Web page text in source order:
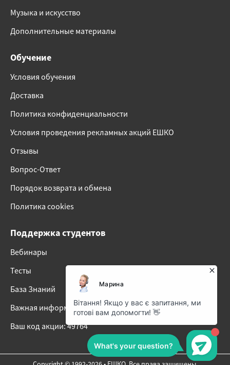
Музыка и искусство
Дополнительные материалы
Обучение
Условия обучения
Доставка
Политика конфиденциальности
Условия проведения рекламных акций ЕШКО
Отзывы
Вопрос-Ответ
Порядок возврата и обмена
Политика cookies
Поддержка студентов
Вебинары
Тесты
База Знаний
Важная информация о наших онлайн-курсах
Ваш код акции: 49764